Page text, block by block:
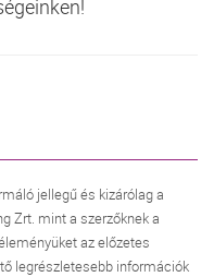
jellegű és kizárólag a
Zrt. mint a szerzőknek a
az előzetes
legrészletesebb információk